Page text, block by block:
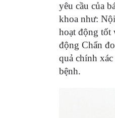
yêu cầu của
khoa như:
hoạt động tốt
động Chẩn
quả chính
bệnh.